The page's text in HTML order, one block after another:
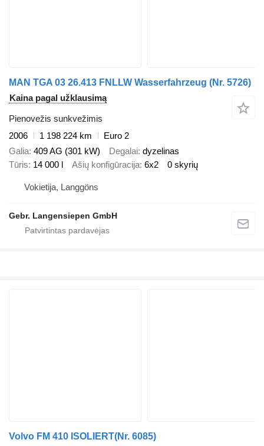
MAN TGA 03 26.413 FNLLW Wasserfahrzeug (Nr. 5726)
Kaina pagal užklausimą
Pienovežis sunkvežimis
2006
1 198 224 km
Euro 2
Galia 409 AG (301 kW) Degalai dyzelinas
Tūris 14 000 l Ašių konfigūracija 6x2 0 skyrių
Vokietija, Langgöns
Gebr. Langensiepen GmbH
Volvo FM 410 ISOLIERT(Nr. 6085)